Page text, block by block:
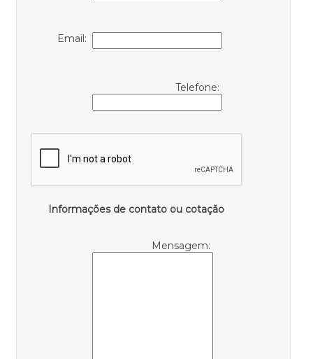
Email:
Telefone:
Informações de contato ou cotação
Mensagem: